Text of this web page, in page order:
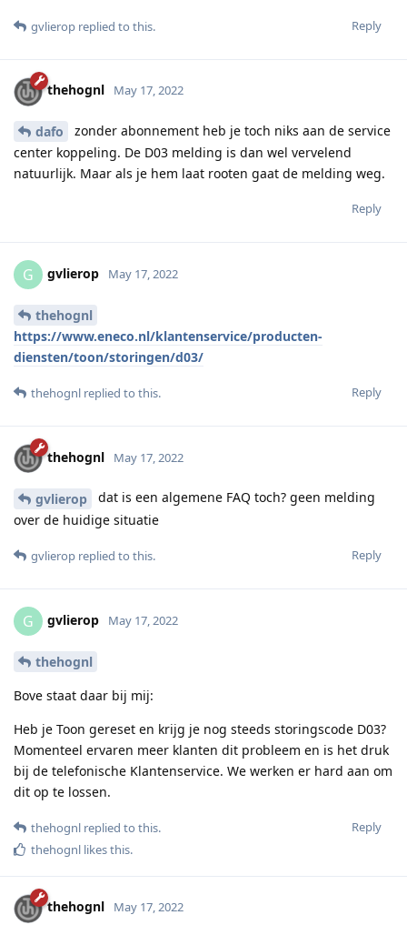
Reply
gvlierop replied to this.
thehognl May 17, 2022
dafo
zonder abonnement heb je toch niks aan de service
center koppeling. De D03 melding is dan wel vervelend
natuurlijk. Maar als je hem laat rooten gaat de melding weg.
Reply
G gvlierop May 17, 2022
thehognl
https://www.eneco.nl/klantenservice/producten-
diensten/toon/storingen/d03/
Reply
thehognl replied to this.
thehognl May 17, 2022
gvlierop
dat is een algemene FAQ toch? geen melding
over de huidige situatie
Reply
gvlierop replied to this.
G gvlierop May 17, 2022
thehognl
Bove staat daar bij mij:
Heb je Toon gereset en krijg je nog steeds storingscode D03?
Momenteel ervaren meer klanten dit probleem en is het druk
bij de telefonische Klantenservice. We werken er hard aan om
dit op te lossen.
Reply
thehognl replied to this.
thehognl likes this.
thehognl May 17, 2022